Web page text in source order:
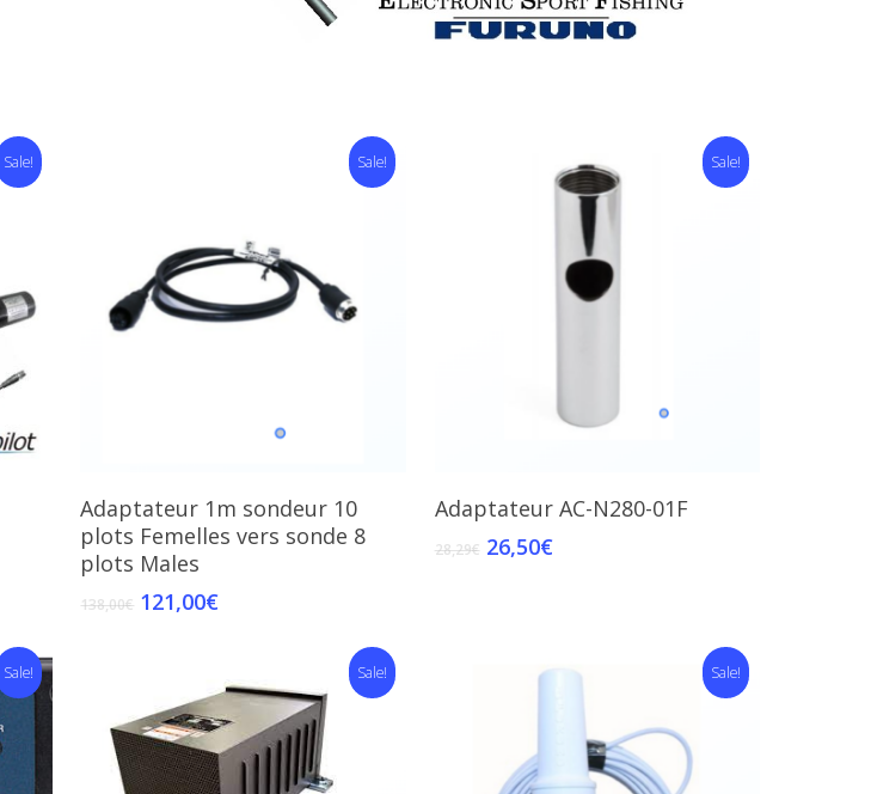
Sale! Sale!
Add To Cart
Adaptateur 1m sondeur 10
plots Femelles vers sonde 8
plots Males
138,00€ 121,00€
Sale!
Add To Cart
Adaptateur AC-N280-01F
28,29€ 26,50€
Sale! Sale! Sale!